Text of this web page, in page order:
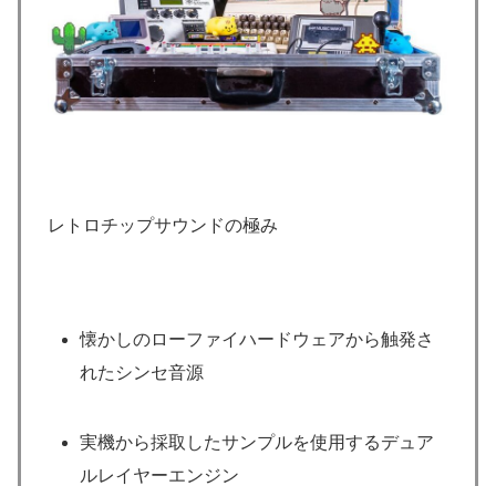
レトロチップサウンドの極み
懐かしのローファイハードウェアから触発さ
れたシンセ音源
実機から採取したサンプルを使用するデュア
ルレイヤーエンジン